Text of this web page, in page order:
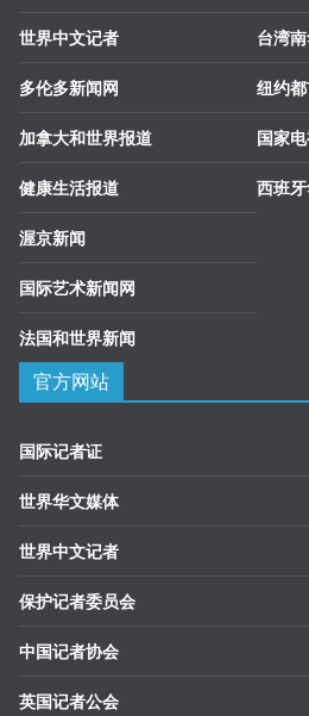
世界中文记者
多伦多新闻网
加拿大和世界报道
健康生活报道
渥京新闻
国际艺术新闻网
法国和世界新闻
台湾
纽约
国家
西班
官方网站
国际记者证
世界华文媒体
世界中文记者
保护记者委员会
中国记者协会
英国记者公会